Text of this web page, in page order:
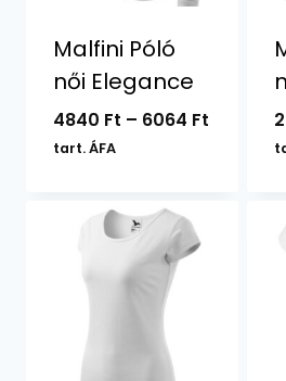
Malfini Póló
női Elegance
4840 Ft – 6064 Ft
4840 Ft
tart. ÁFA